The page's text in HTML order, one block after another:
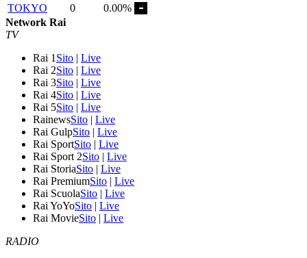
TOKYO
0
0.00%
Network Rai
TV
Rai 1 Sito | Live
Rai 2Sito | Live
Rai 3Sito | Live
Rai 4Sito | Live
Rai 5Sito | Live
RainewsSito | Live
Rai GulpSito | Live
Rai SportSito | Live
Rai Sport 2Sito | Live
Rai StoriaSito | Live
Rai PremiumSito | Live
Rai ScuolaSito | Live
Rai YoYoSito | Live
Rai MovieSito | Live
RADIO